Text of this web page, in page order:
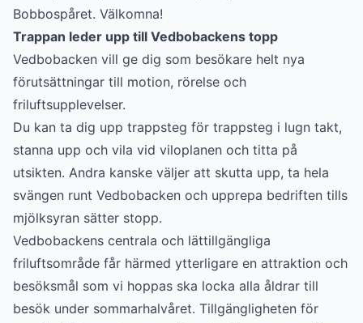
Bobbospåret. Välkomna!
Trappan leder upp till Vedbobackens topp
Vedbobacken vill ge dig som besökare helt nya
förutsättningar till motion, rörelse och
friluftsupplevelser.
Du kan ta dig upp trappsteg för trappsteg i lugn takt,
stanna upp och vila vid viloplanen och titta på
utsikten. Andra kanske väljer att skutta upp, ta hela
svängen runt Vedbobacken och upprepa bedriften tills
mjölksyran sätter stopp.
Vedbobackens centrala och lättillgängliga
friluftsområde får härmed ytterligare en attraktion och
besöksmål som vi hoppas ska locka alla åldrar till
besök under sommarhalvåret. Tillgängligheten för